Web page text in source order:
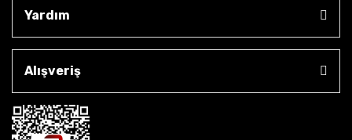
Yardım
Alışveriş